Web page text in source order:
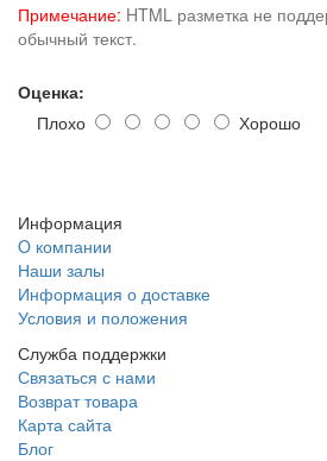
Примечание: HTML разметка не
обычный текст.
Оценка:
Плохо
Хорошо
Информация
O компании
Наши залы
Информация о доставке
Условия и положения
Служба поддержки
Связаться с нами
Возврат товара
Карта сайта
Блог